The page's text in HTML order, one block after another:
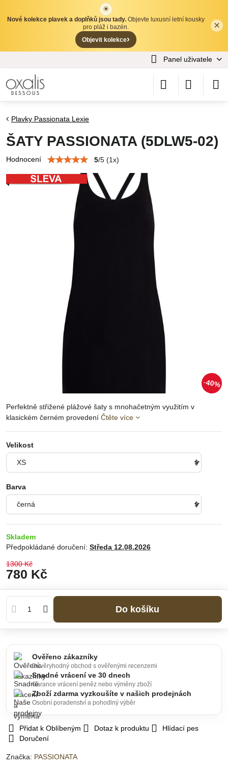
✕
×
☀
Nové kolekce plavek a doplňků jsou tady. Objevte luxusní letní kousky
pro pláž i bazén.
Objevit kolekce›
Panel uživatele
40%
Plavky Passionata Lexie
ŠATY PASSIONATA (5DLW5-02)
Hodnocení 5/5 (1x)
Perfektně střižené plážové šaty s mnohačetným využitím v
klasickém černém provedení Čtěte více
Velikost
Barva
Skladem
Předpokládané doručení: Středa 12.08.2026
1300 Kč
780 Kč
Do košíku
Přidat k Oblíbeným Dotaz k produktu
Hlídací pes
Doručení
Značka: PASSIONATA
Ověřeno zákazníky
Důvěryhodný obchod s ověřenými recenzemi
Snadné vrácení ve 30 dnech
Garance vrácení peněz nebo výměny zboží
Zboží zdarma vyzkoušíte v našich prodejnách
Osobní poradenství a pohodlný výběr